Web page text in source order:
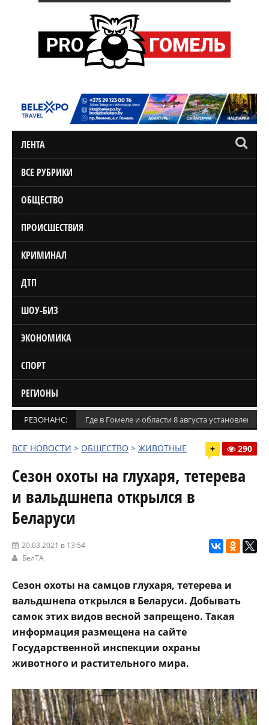
ЛЕНТА
ВСЕ РУБРИКИ
ОБЩЕСТВО
ПРОИСШЕСТВИЯ
КРИМИНАЛ
ДТП
ШОУ-БИЗ
ЭКОНОМИКА
СПОРТ
РЕГИОНЫ
РЕЗОНАНС: Где в Гомеле и области 8 августа установлены
ВСЕ НОВОСТИ > ОБЩЕСТВО > ЖИВОТНЫЕ + 290
Сезон охоты на глухаря, тетерева
и вальдшнепа открылся в
Беларуси
20.03.2021 в 13:54
БелТА
Сезон охоты на самцов глухаря, тетерева и
вальдшнепа открылся в Беларуси. Добывать
самок этих видов весной запрещено. Такая
информация размещена на сайте
Государственной инспекции охраны
животного и растительного мира.